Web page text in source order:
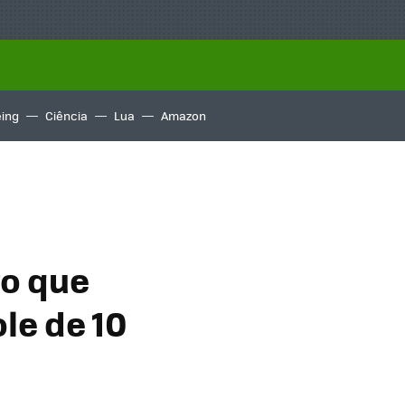
Ciência Lua Amazon
que
de 10